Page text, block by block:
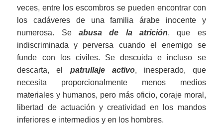
veces, entre los escombros se pueden encontrar con
los cadáveres de una familia árabe inocente y
numerosa. Seabusa de la atrición, que es
indiscriminada y perversa cuando el enemigo se
funde con los civiles. Se descuida e incluso se
descarta, el patrullaje activo, inesperado, que
necesita proporcionalmente menos medios
materiales y humanos, pero más oficio, coraje moral,
libertad de actuación y creatividad en los mandos
inferiores e intermedios y en los hombres.